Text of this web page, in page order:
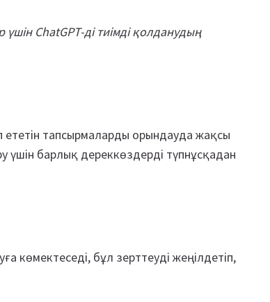
үшін ChatGPT-ді тиімді қолданудың
тапсырмаларды орындауда жақсы
үшін барлық дереккөздерді түпнұсқадан
көмектеседі, бұл зерттеуді жеңілдетіп,